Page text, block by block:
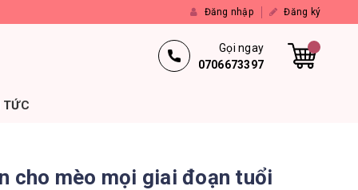
Đăng nhập Đăng ký
Gọi ngay
0706673397
TỨC
cho mèo mọi giai đoạn tuổi